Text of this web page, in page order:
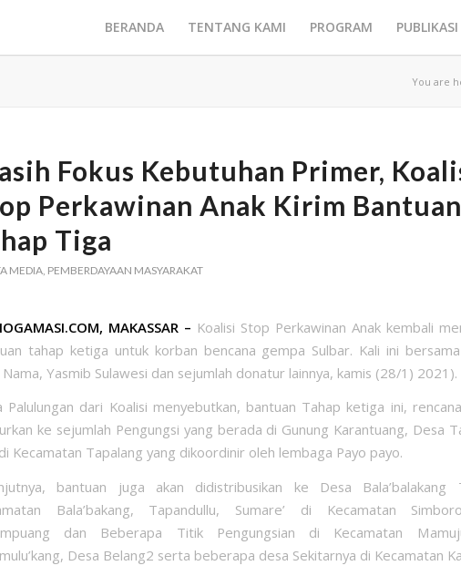
BERANDA TENTANG KAMI PROGRAM PUBLIKASI
You are
Fokus Kebutuhan Primer,
Perkawinan Anak Kirim Bantuan
Tiga
MEDIA, PEMBERDAYAAN MASYARAKAT
MAKASSAR – Koalisi Stop Perkawinan Anak kembali
tahap ketiga untuk korban bencana gempa Sulbar. Kali ini bersama
Nama, Yasmib Sulawesi dan sejumlah donatur lainnya, kamis (28/1) 2021).
Palulungan dari Koalisi menyebutkan, bantuan Tahap ketiga ini,
ke sejumlah Pengungsi yang berada di Gunung Karantuang, Desa
Kecamatan Tapalang yang dikoordinir oleh lembaga Payo payo.
bantuan juga akan didistribusikan ke Desa Bala’balakang
Bala’bakang, Tapandullu, Sumare’ di Kecamatan
dan Beberapa Titik Pengungsian di Kecamatan
Desa Belang2 serta beberapa desa Sekitarnya di Kecamatan